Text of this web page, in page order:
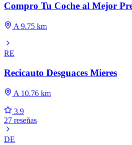
Compro Tu Coche al Mejor
A 9.75 km
RE
Recicauto Desguaces Mieres
A 10.76 km
3.9
27 reseñas
DE